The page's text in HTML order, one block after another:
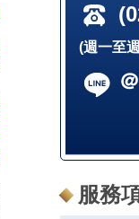
(週一至
服務